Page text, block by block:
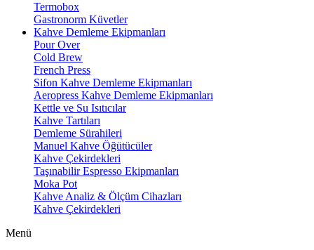
Termobox
Gastronorm Küvetler
Kahve Demleme Ekipmanları
Pour Over
Cold Brew
French Press
Sifon Kahve Demleme Ekipmanları
Aeropress Kahve Demleme Ekipmanları
Kettle ve Su Isıtıcılar
Kahve Tartıları
Demleme Sürahileri
Manuel Kahve Öğütücüler
Kahve Çekirdekleri
Taşınabilir Espresso Ekipmanları
Moka Pot
Kahve Analiz & Ölçüm Cihazları
Kahve Çekirdekleri
Menü